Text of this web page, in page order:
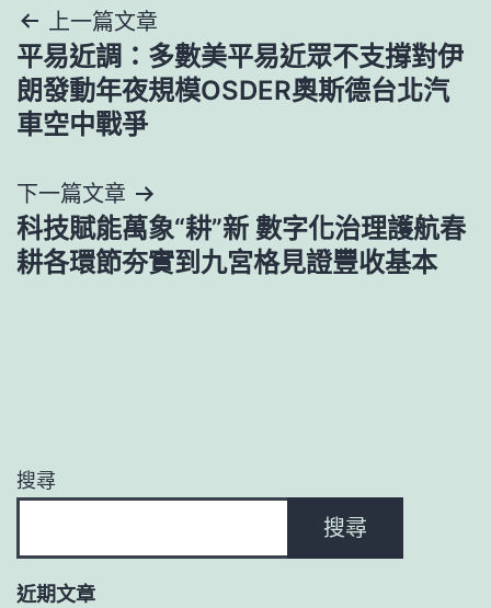
文
章
導
覽
上一篇文章
平易近調：多數美平易近眾不支撐對伊
朗發動年夜規模OSDER奧斯德台北汽
車空中戰爭
下一篇文章
科技賦能萬象“耕”新 數字化治理護航春
耕各環節夯實到九宮格見證豐收基本
搜尋
搜尋
近期文章